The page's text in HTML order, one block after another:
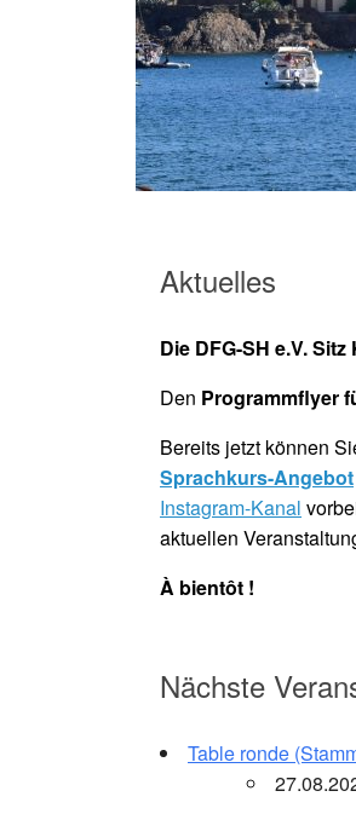
Aktuelles
Die DFG-SH e.V.
Den Programmflyer
Bereits jetzt können
Sprachkurs-Angebot
Instagram-Kanal
aktuellen
À bientôt !
Nächste
Table ronde